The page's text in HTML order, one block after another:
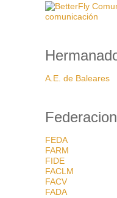
A.E. de Baleares
FEDA
FARM
FIDE
FACLM
FACV
FADA